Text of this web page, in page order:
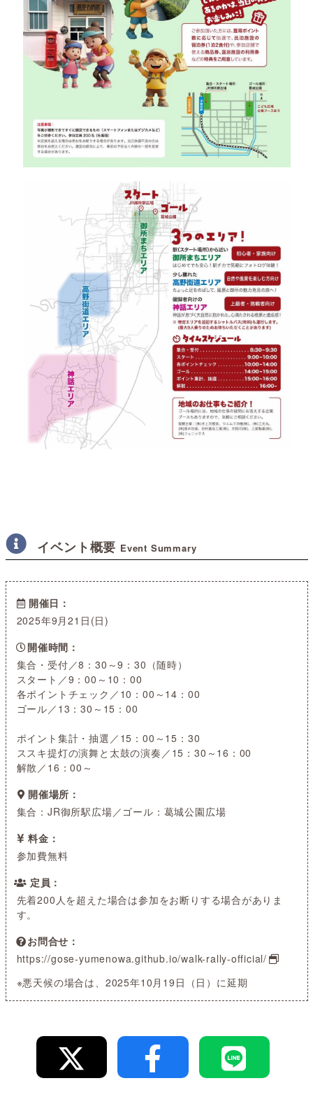
イベント概要 Event Summary
開催日
2025年9月21日(日)
開催時間
集合・受付／8：30～9：30（随時）
スタート／9：00～10：00
各ポイントチェック／10：00～14：00
ゴール／13：30～15：00
ポイント集計・抽選／15：00～15：30
ススキ提灯の演舞と太鼓の演奏／15：30～16：00
解散／16：00～
開催場所
集合：JR御所駅広場／ゴール：葛城公園広場
料金
参加費無料
定員
先着200人を超えた場合は参加をお断りする場合がありま
す。
お問合せ
https://gose-yumenowa.github.io/walk-rally-official/
※悪天候の場合は、2025年10月19日（日）に延期